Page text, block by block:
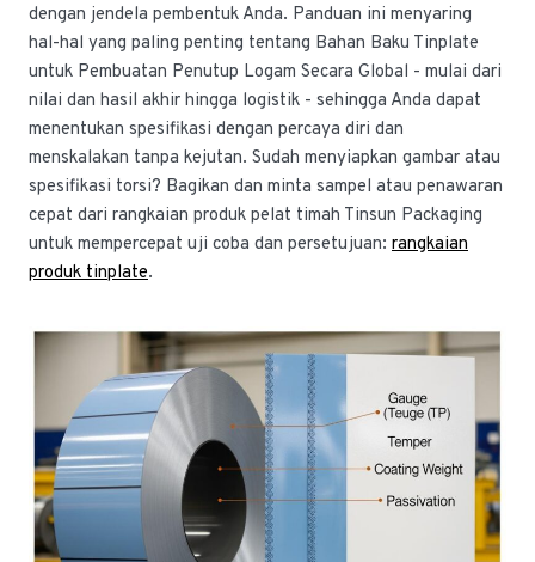
dengan jendela pembentuk Anda. Panduan ini menyaring
hal-hal yang paling penting tentang Bahan Baku Tinplate
untuk Pembuatan Penutup Logam Secara Global - mulai dari
nilai dan hasil akhir hingga logistik - sehingga Anda dapat
menentukan spesifikasi dengan percaya diri dan
menskalakan tanpa kejutan. Sudah menyiapkan gambar atau
spesifikasi torsi? Bagikan dan minta sampel atau penawaran
cepat dari rangkaian produk pelat timah Tinsun Packaging
untuk mempercepat uji coba dan persetujuan: rangkaian
produk tinplate.